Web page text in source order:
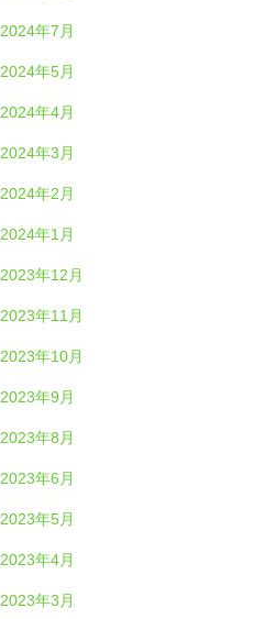
2024年7月
2024年5月
2024年4月
2024年3月
2024年2月
2024年1月
2023年12月
2023年11月
2023年10月
2023年9月
2023年8月
2023年6月
2023年5月
2023年4月
2023年3月